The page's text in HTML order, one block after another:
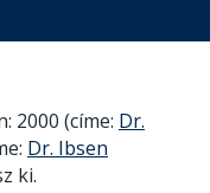
2000 (címe: Dr.
Dr. Ibsen
ki.